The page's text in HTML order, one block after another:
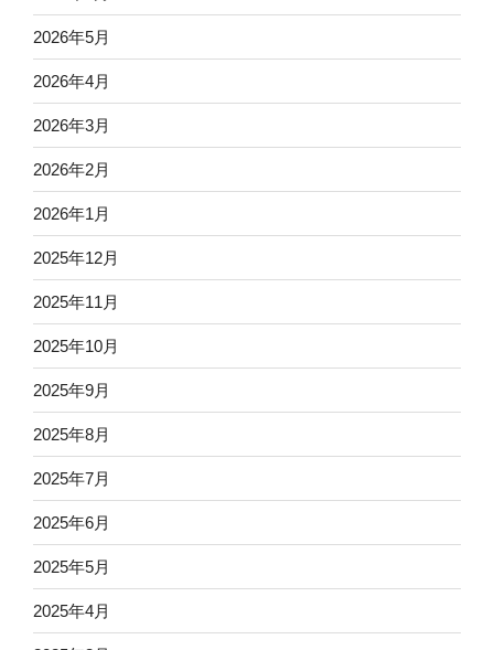
2026年5月
2026年4月
2026年3月
2026年2月
2026年1月
2025年12月
2025年11月
2025年10月
2025年9月
2025年8月
2025年7月
2025年6月
2025年5月
2025年4月